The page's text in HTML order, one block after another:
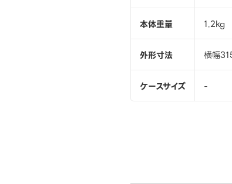
本体重量 1.2kg
外形寸法 横幅
ケースサイズ -